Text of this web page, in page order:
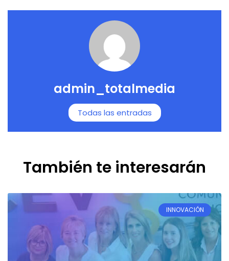
admin_totalmedia
Todas las entradas
También te interesarán
INNOVACIÓN